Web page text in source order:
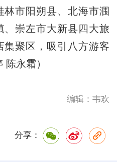
市阳朔县、北海市涠
崇左市大新县四大旅
聚区，吸引八方游客
永霜）
编辑：韦欢
分享：